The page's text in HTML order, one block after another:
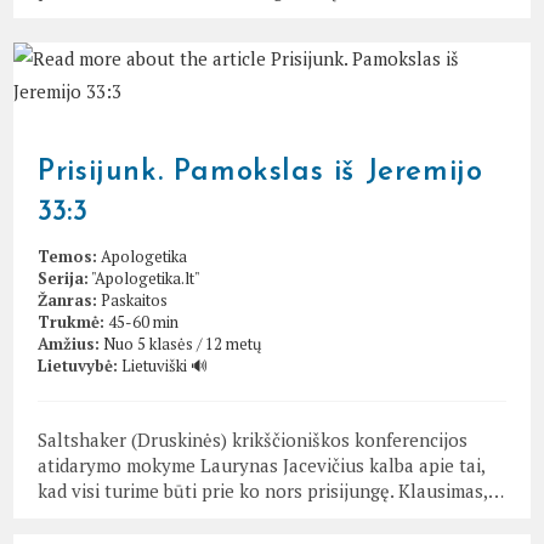
Prisijunk. Pamokslas iš Jeremijo
33:3
Temos: Apologetika
Serija: "Apologetika.lt"
Žanras: Paskaitos
Trukmė: 45-60 min
Amžius: Nuo 5 klasės / 12 metų
Lietuvybė: Lietuviški 🔊
Saltshaker (Druskinės) krikščioniškos konferencijos
atidarymo mokyme Laurynas Jacevičius kalba apie tai,
kad visi turime būti prie ko nors prisijungę. Klausimas,…